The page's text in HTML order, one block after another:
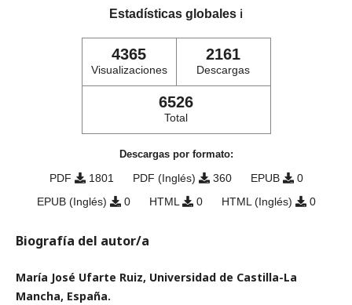
Estadísticas globales ℹ️
4365
Visualizaciones
2161
Descargas
6526
Total
Descargas por formato:
PDF 1801 PDF (Inglés) 360 EPUB
0
EPUB (Inglés)
0 HTML 0 HTML (Inglés) 0
Biografía del autor/a
María José Ufarte Ruiz, Universidad de Castilla-La
Mancha, España.